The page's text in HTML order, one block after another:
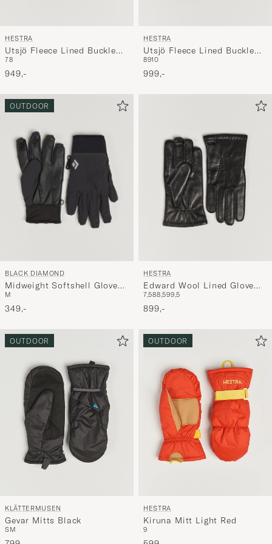
HESTRA
Utsjö Fleece Lined Buckle
Elkskin Glove Espresso
78
949,-
HESTRA
Utsjö Fleece Lined Buckle
Elkskin Glove Black
8910
999,-
OUTDOOR
BLACK DIAMOND
Midweight Softshell Gloves
Smoke
M
349,-
HESTRA
Edward Wool Lined Glove
Black
7,588,599,5
899,-
OUTDOOR
KLÄTTERMUSEN
Gevar Mitts Black
SM
OUTDOOR
HESTRA
Kiruna Mitt Light Red
9